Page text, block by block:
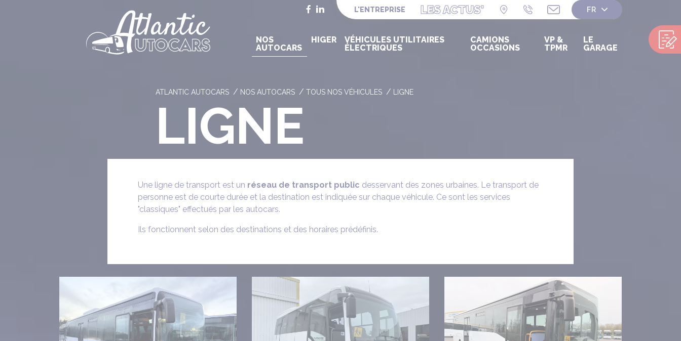
Facebook
LinkedInL'ENTREPRISE LES ACTUS'
NOS
AUTOCARS
HIGER
VÉHICULES UTILITAIRES
ÉLECTRIQUES
CAMIONS
OCCASIONS
VP &
TPMR
LE
GARAGE
ATLANTIC AUTOCARS NOS AUTOCARS TOUS NOS VÉHICULES LIGNE
LIGNE
Une ligne de transport est un réseau de transport public desservant des zones urbaines. Le transport de
personne est de courte durée et la destination est indiquée sur chaque véhicule. Ce sont les services
"classiques" effectués par les autocars.
Ils fonctionnent selon des destinations et des horaires prédéfinis.